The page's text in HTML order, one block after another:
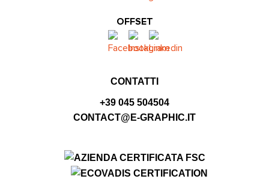
OFFSET
CONTATTI
+39 045 504504
CONTACT@E-GRAPHIC.IT